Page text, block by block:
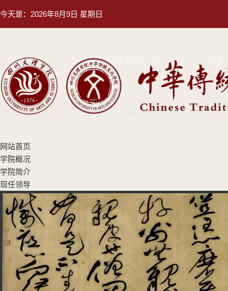
今天是： 2026年8月9日 星期日
网站首页
学院概况
学院简介
现任领导
机构设置
专业设置
师资队伍
党群工作
党建工作
工会活动
教学科研
学生工作